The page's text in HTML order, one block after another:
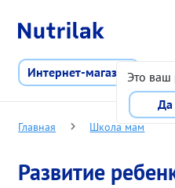
Это ваш
Да
Интернет-магазин
Главная Школа мам
Развитие